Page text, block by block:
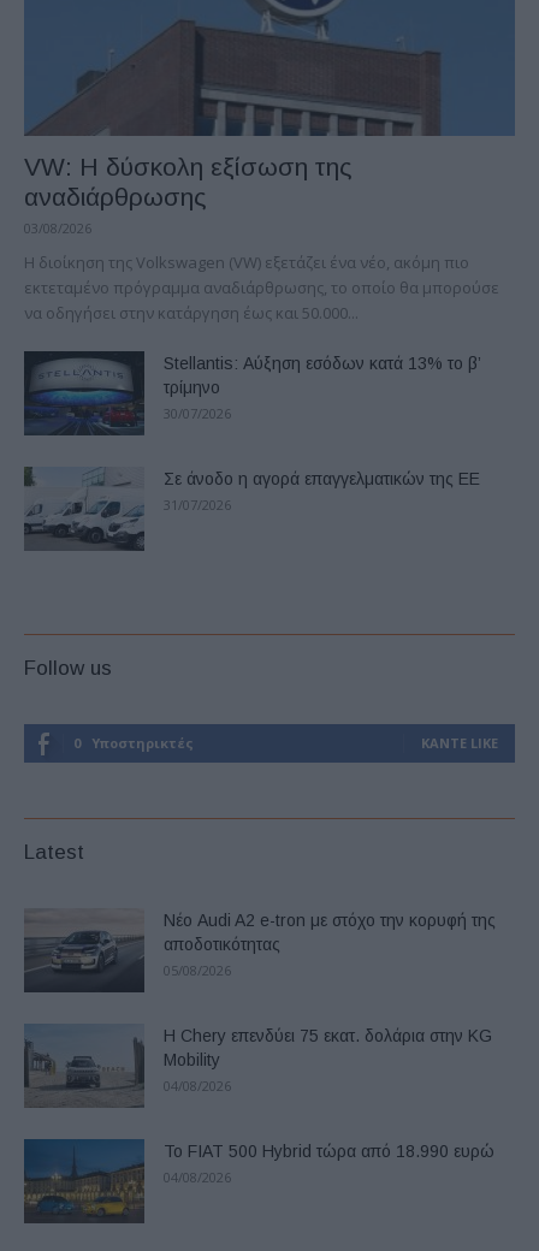
VW: Η δύσκολη εξίσωση της
αναδιάρθρωσης
03/08/2026
Η διοίκηση της Volkswagen (VW) εξετάζει ένα νέο, ακόμη πιο
εκτεταμένο πρόγραμμα αναδιάρθρωσης, το οποίο θα μπορούσε
να οδηγήσει στην κατάργηση έως και 50.000...
Stellantis: Αύξηση εσόδων κατά 13% το β’
τρίμηνο
30/07/2026
Σε άνοδο η αγορά επαγγελματικών της ΕΕ
31/07/2026
Follow us
0 Υποστηρικτές ΚΆΝΤΕ LIKE
Latest
Νέο Audi A2 e-tron με στόχο την κορυφή της
αποδοτικότητας
05/08/2026
Η Chery επενδύει 75 εκατ. δολάρια στην KG
Mobility
04/08/2026
Το FIAT 500 Hybrid τώρα από 18.990 ευρώ
04/08/2026